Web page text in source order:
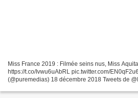
Miss France 2019 : Filmée seins nus, Miss
https://t.co/Ivwu6uAbRL pic.twitter.com/
(@puremedias) 18 décembre 2018 Tweets de